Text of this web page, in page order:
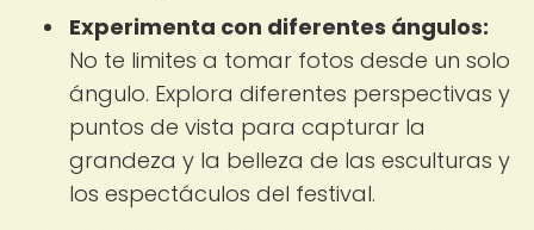
Experimenta con diferentes ángulos:
No te limites a tomar fotos desde un solo
ángulo. Explora diferentes perspectivas y
puntos de vista para capturar la
grandeza y la belleza de las esculturas y
los espectáculos del festival.